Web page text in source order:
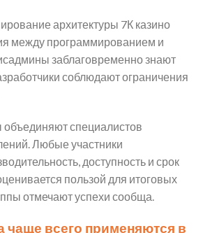
архитектуры 7К казино
между программированием и
заблаговременно знают
соблюдают ограничения
специалистов
Любые участники
доступность и срок
пользой для итоговых
отмечают успехи сообща.
чаще всего применяются в